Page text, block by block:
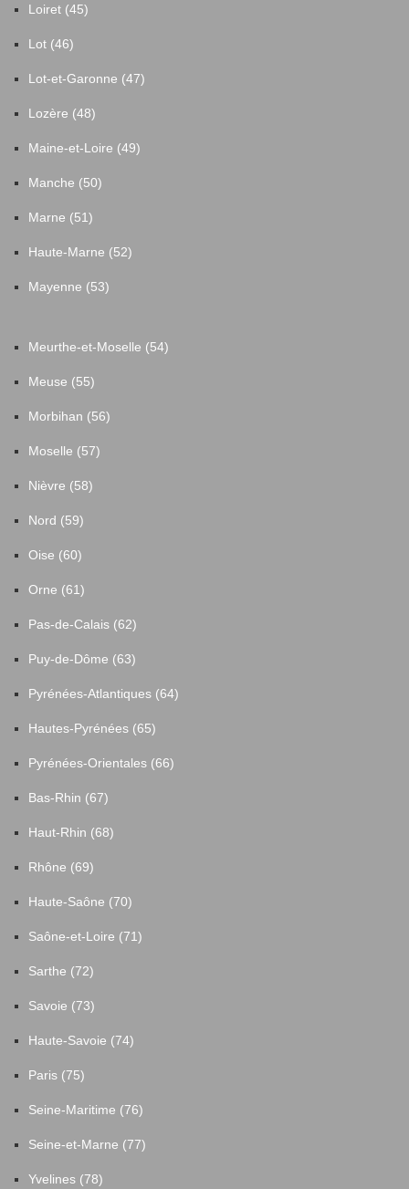
Loiret (45)
Lot (46)
Lot-et-Garonne (47)
Lozère (48)
Maine-et-Loire (49)
Manche (50)
Marne (51)
Haute-Marne (52)
Mayenne (53)
Meurthe-et-Moselle (54)
Meuse (55)
Morbihan (56)
Moselle (57)
Nièvre (58)
Nord (59)
Oise (60)
Orne (61)
Pas-de-Calais (62)
Puy-de-Dôme (63)
Pyrénées-Atlantiques (64)
Hautes-Pyrénées (65)
Pyrénées-Orientales (66)
Bas-Rhin (67)
Haut-Rhin (68)
Rhône (69)
Haute-Saône (70)
Saône-et-Loire (71)
Sarthe (72)
Savoie (73)
Haute-Savoie (74)
Paris (75)
Seine-Maritime (76)
Seine-et-Marne (77)
Yvelines (78)